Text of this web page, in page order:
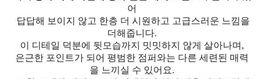
어
답답해 보이지 않고 한층 더 시원하고 고급스러운 느낌을
더해줍니다.
이 디테일 덕분에 뒷모습까지 밋밋하지 않게 살아나며,
은근한 포인트가 되어 평범한 점퍼와는 다른 세련된 매력
을 느끼실 수 있어요.